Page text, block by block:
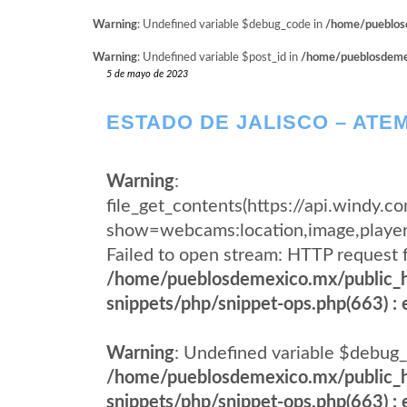
Warning: Undefined variable $debug_code in /home/
Warning: Undefined variable $post_id in /home/
5 de mayo de 2023
ESTADO DE JALISCO –
Warning:
file_get_contents(https://
Failed to open stream: HTTP
/home/pueblosdemexico.mx/
snippets/php/snippet-ops.php(663) :
Warning: Undefined variable
/home/pueblosdemexico.mx/
snippets/php/snippet-ops.php(663) :